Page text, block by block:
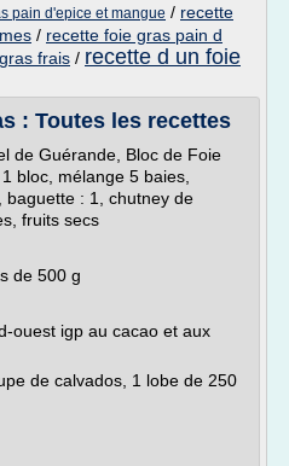
pain d'epice et mangue / recette
/ recette foie gras pain d
frais / recette d un foie
: Toutes les recettes
de Guérande, Bloc de Foie
bloc, mélange 5 baies,
baguette : 1, chutney de
fruits secs
de 500 g
ouest igp au cacao et aux
de calvados, 1 lobe de 250